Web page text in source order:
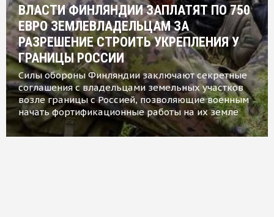
ВЛАСТИ ФИНЛЯНДИИ ЗАПЛАТЯТ ПО 750
ЕВРО ЗЕМЛЕВЛАДЕЛЬЦАМ ЗА
РАЗРЕШЕНИЕ СТРОИТЬ УКРЕПЛЕНИЯ У
ГРАНИЦЫ РОССИИ
Силы обороны Финляндии заключают секретные
соглашения с владельцами земельных участков
возле границы с Россией, позволяющие военным
начать фортификационные работы на их земле